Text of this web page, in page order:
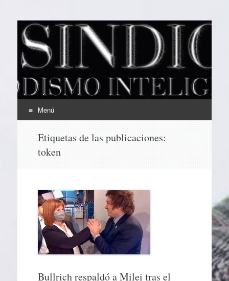
EL SINDICAL
Periodismo Inteligente
Menú
contenido
Etiquetas de las publicaciones:
token
Bullrich respaldó a Milei tras el